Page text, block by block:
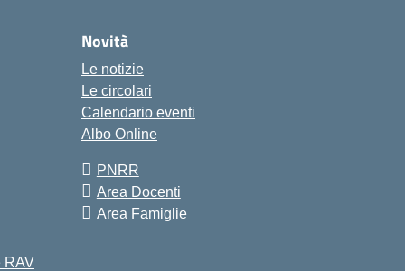
RAV
Novità
Le notizie
Le circolari
Calendario eventi
Albo Online
PNRR
Area Docenti
Area Famiglie